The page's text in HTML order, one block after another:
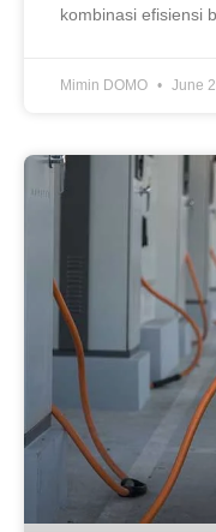
kombinasi efisiensi
Mimin DOMO June